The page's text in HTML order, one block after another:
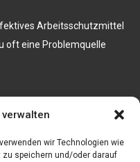
wir Technologien wie
zu speichern und/oder darauf
Arbeitsschutzmittel
oft eine Problemquelle
nutzen